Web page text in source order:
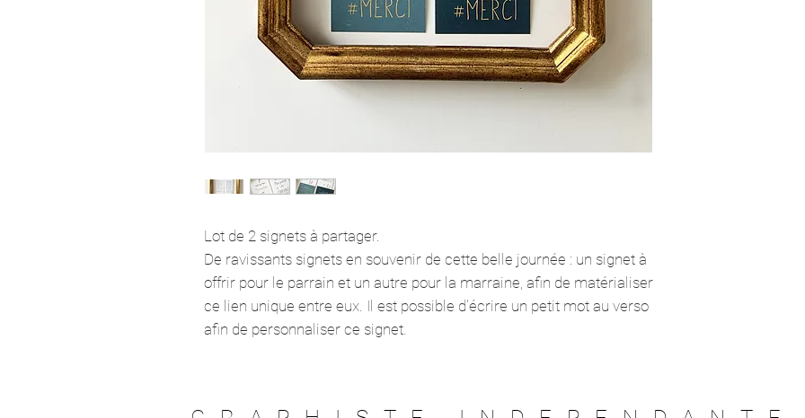
Lot de 2 signets à partager.
De ravissants signets en souvenir de cette belle journée : un signet à
offrir pour le parrain et un autre pour la marraine, afin de matérialiser
ce lien unique entre eux. Il est possible d'écrire un petit mot au verso
afin de personnaliser ce signet.